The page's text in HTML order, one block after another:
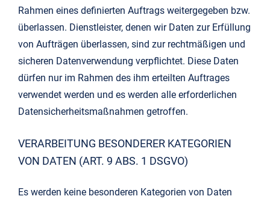
Rahmen eines definierten Auftrags weitergegeben bzw.
überlassen. Dienstleister, denen wir Daten zur Erfüllung
von Aufträgen überlassen, sind zur rechtmäßigen und
sicheren Datenverwendung verpflichtet. Diese Daten
dürfen nur im Rahmen des ihm erteilten Auftrages
verwendet werden und es werden alle erforderlichen
Datensicherheitsmaßnahmen getroffen.
VERARBEITUNG BESONDERER KATEGORIEN
VON DATEN (ART. 9 ABS. 1 DSGVO)
Es werden keine besonderen Kategorien von Daten